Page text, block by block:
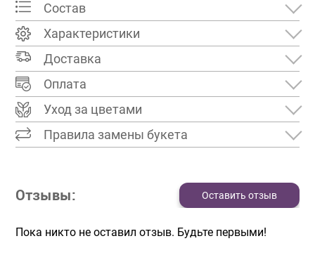
Состав
Характеристики
Доставка
Оплата
Уход за цветами
Правила замены букета
Отзывы: Оставить отзыв
Пока никто не оставил отзыв. Будьте первыми!